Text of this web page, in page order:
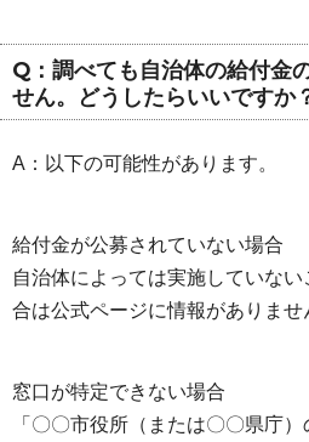
Q：調べても自治体の給付金
せん。どうしたらいいですか
A：以下の可能性があります。
給付金が公募されていない場合
自治体によっては実施していな
合は公式ページに情報がありませ
窓口が特定できない場合
「〇〇市役所（または〇〇県庁